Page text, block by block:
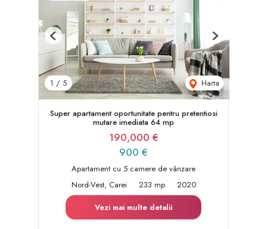
1 / 5 Harta
Previous Next
Super apartament oportunitate pentru pretentiosi
mutare imediata 64 mp
190,000 €
900 €
Apartament cu 5 camere de vânzare
Nord-Vest, Carei
233 mp
2020
Vezi mai multe detalii